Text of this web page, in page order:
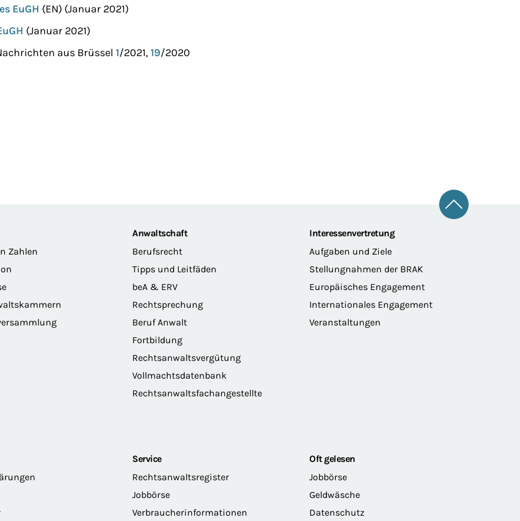
EuGH (EN) (Januar 2021)
(Januar 2021)
aus Brüssel 1/2021,19/2020
Zum
Zahlen
Anwaltschaft
Berufsrecht
Tipps und Leitfäden
beA & ERV
Rechtsprechung
Beruf Anwalt
Fortbildung
Rechtsanwaltsvergütung
Vollmachtsdatenbank
Rechtsanwaltsfachangestellte
Interessenvertretung
Aufgaben und Ziele
Stellungnahmen der BRAK
Europäisches Engagement
Internationales Engagement
Veranstaltungen
Service
Rechtsanwaltsregister
Jobbörse
Verbraucherinformationen
Oft gelesen
Jobbörse
Geldwäsche
Datenschutz